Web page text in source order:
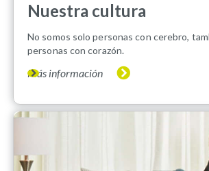
Nuestra cultura
No somos solo personas con cerebro,
personas con corazón.
Más información